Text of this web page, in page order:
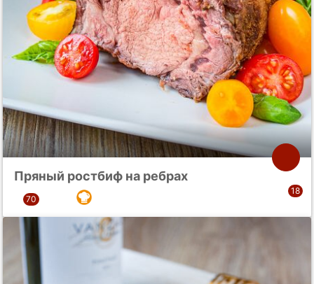
Пряный ростбиф на ребрах